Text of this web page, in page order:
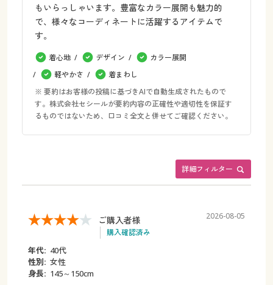
もいらっしゃいます。豊富なカラー展開も魅力的
で、様々なコーディネートに活躍するアイテムで
す。
着心地 デザイン
カラー展開
軽やかさ
着まわし
※ 要約はお客様の投稿に基づきAIで自動生成されたもので
す。株式会社セシールが要約内容の正確性や適切性を保証す
るものではないため、口コミ全文と併せてご確認ください。
詳細フィルター
ご購入者様
購入確認済み
2026-08-05
年代: 40代
性別: 女性
身長: 145～150cm